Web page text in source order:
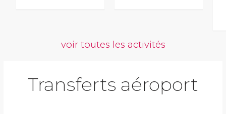
voir toutes les activités
Transferts aéroport